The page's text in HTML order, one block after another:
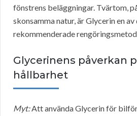
fönstrens beläggningar. Tvärtom,
skonsamma natur, är Glycerin en av
rekommenderade
Glycerinens påverkan
hållbarhet
Myt:Att använda Glycerin för